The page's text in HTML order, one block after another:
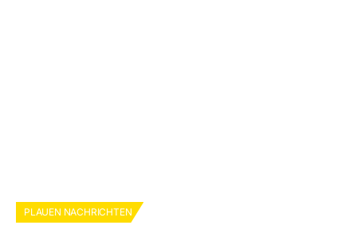
PLAUEN NACHRICHTEN